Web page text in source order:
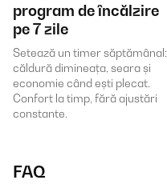
program de încălzire
pe 7 zile
Setează un timer săptămânal:
căldură dimineața, seara și
economie când ești plecat.
Confort la timp, fără ajustări
constante.
FAQ